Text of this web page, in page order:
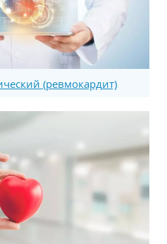
(ревмокардит)